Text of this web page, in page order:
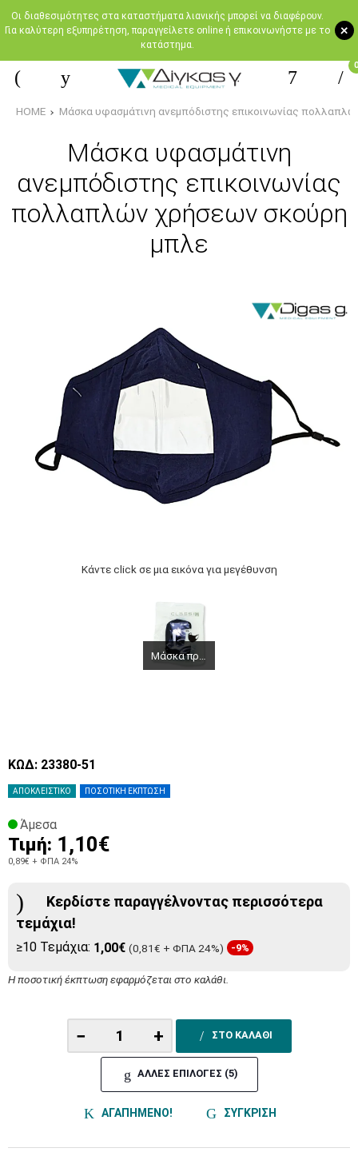
+
Oι διαθεσιμότητες στα καταστήματα λιανικής μπορεί να διαφέρουν.
Για καλύτερη εξυπηρέτηση, παραγγείλετε online ή επικοινωνήστε με το
κατάστημα.
0
HOME Μάσκα υφασμάτινη ανεμπόδιστης επικοινωνίας
Μάσκα υφασμάτινη
ανεμπόδιστης επικοινωνίας
πολλαπλών χρήσεων σκούρη
μπλε
Κάντε click σε μια εικόνα για μεγέθυνση
ΑΠΟΚΛΕΙΣΤΙΚΟ ΠΟΣΟΤΙΚΗ ΕΚΠΤΩΣΗ
ΚΩΔ: 23380-51
Άμεσα
Τιμή: 1,10€
0,89€ + ΦΠΑ 24%
Κερδίστε παραγγέλνοντας περισσότερα
τεμάχια!
≥10 Τεμάχια: 1,00€ (0,81€ + ΦΠΑ 24%) -9%
Η ποσοτική έκπτωση εφαρμόζεται στο καλάθι.
− + ΣΤΟ ΚΑΛΑΘΙ
ΑΛΛΕΣ ΕΠΙΛΟΓΕΣ (5)
ΑΓΑΠΗΜΕΝΟ! ΣΥΓΚΡΙΣΗ